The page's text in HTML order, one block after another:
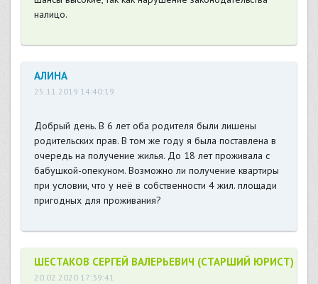
налицо.
АЛИНА
25.11.2019 14:40:19
Добрый день. В 6 лет оба родителя были лишены
родительских прав. В том же году я была поставлена в
очередь на получение жилья. До 18 лет проживала с
бабушкой-опекуном. Возможно ли получение квартиры
при условии, что у неё в собственности 4 жил. площади
пригодных для проживания?
ШЕСТАКОВ СЕРГЕЙ ВАЛЕРЬЕВИЧ (СТАРШИЙ ЮРИСТ)
20.02.2020 17:39:41